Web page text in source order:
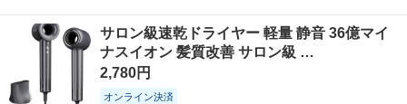
サロン級速乾ドライヤー 軽量 静音 36億マイ
ナスイオン 髪質改善 サロン級 …
2,780円
オンライン決済